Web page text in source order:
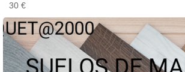
30 €